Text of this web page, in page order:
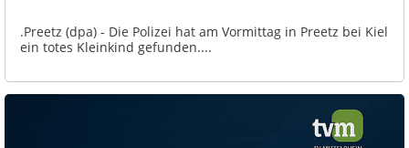
.Preetz (dpa) - Die Polizei hat am Vormittag in Preetz bei Kiel
ein totes Kleinkind gefunden....